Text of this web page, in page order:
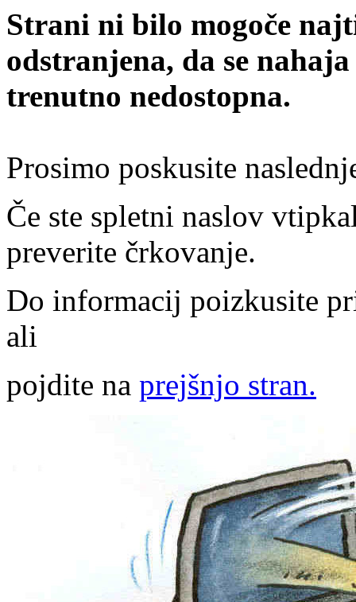
Strani ni bilo mogoče
odstranjena, da se
trenutno nedostopna.
Prosimo poskusite
Če ste spletni naslov
preverite črkovanje.
Do informacij poizkusite
ali
pojdite na prejšnjo stran.